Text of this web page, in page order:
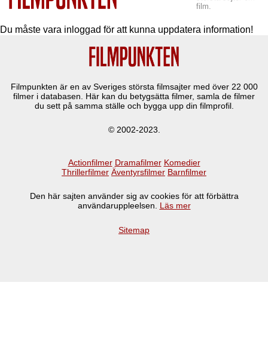
film.
Du måste vara inloggad för att kunna uppdatera information!
Filmpunkten är en av Sveriges största filmsajter med över 22 000
filmer i databasen. Här kan du betygsätta filmer, samla de filmer
du sett på samma ställe och bygga upp din filmprofil.
© 2002-2023.
Actionfilmer Dramafilmer Komedier
Thrillerfilmer Äventyrsfilmer Barnfilmer
Den här sajten använder sig av cookies för att förbättra
användaruppleelsen. Läs mer
Sitemap